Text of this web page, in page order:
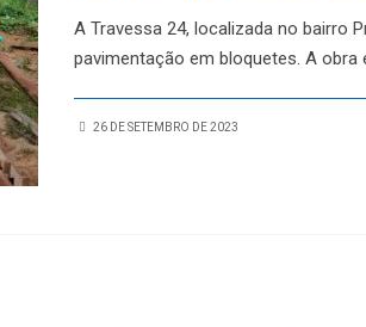
A Travessa 24, localizada no bairro
pavimentação em bloquetes. A
26 DE SETEMBRO DE 2023